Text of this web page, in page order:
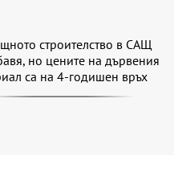
строителство в САЩ
но цените на дървения
са на 4-годишен връх